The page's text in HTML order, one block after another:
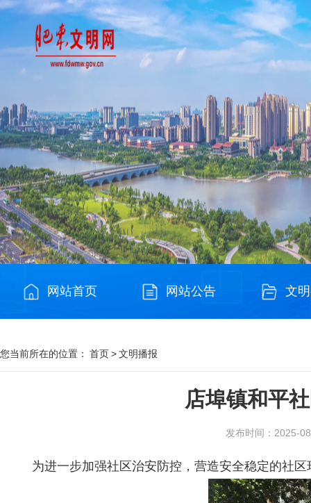
网站首页 网站公告 文
您当前所在的位置： 首页>文明播报
店埠镇和平
发布时间：2025-
为进一步加强社区治安防控，营造安全稳定的社